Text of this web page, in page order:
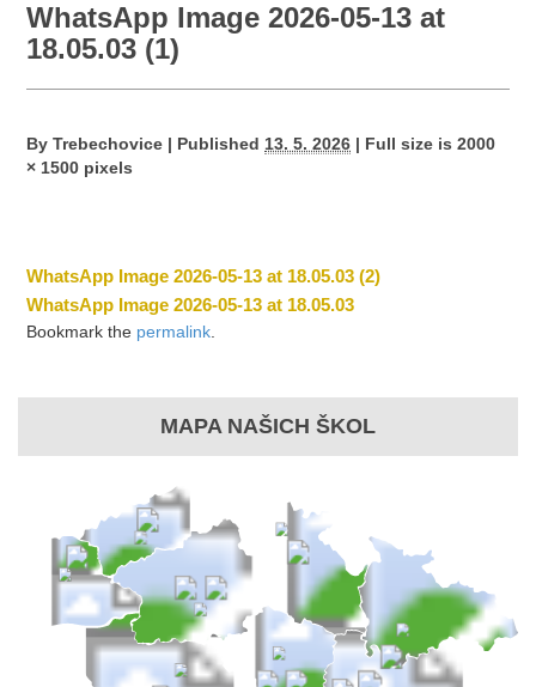
WhatsApp Image 2026-05-13 at
18.05.03 (1)
By Trebechovice | Published 13. 5. 2026 | Full size is2000
× 1500 pixels
WhatsApp Image 2026-05-13 at 18.05.03 (2)
WhatsApp Image 2026-05-13 at 18.05.03
Bookmark the permalink
MAPA NAŠICH ŠKOL